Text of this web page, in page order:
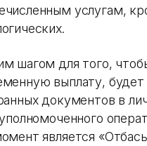
услугам,
шагом для того,
выплату, будет
документов в
является